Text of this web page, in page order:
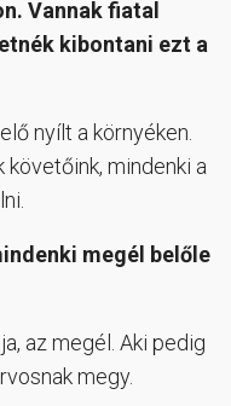
Vannak fiatal
kibontani ezt a
nyílt a környéken.
követőink, mindenki a
megél belőle
az megél. Aki pedig
megy.